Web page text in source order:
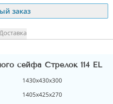
заказ
сейфа Стрелок 114 EL
1430х430х300
1405х425х270